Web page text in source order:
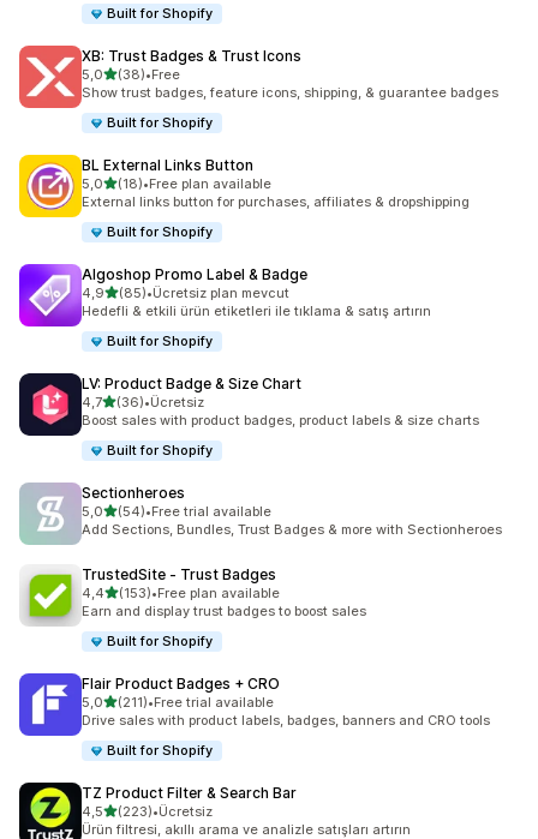
Built for Shopify
XB: Trust Badges & Trust Icons
5,05 yıldız üzerinden
(38)
toplam 38 değerlendirme
•Free
Show trust badges, feature icons, shipping, & guarantee badges
Built for Shopify
BL External Links Button
5,05 yıldız üzerinden
(18)
toplam 18 değerlendirme
•Free plan available
External links button for purchases, affiliates & dropshipping
Built for Shopify
Algoshop Promo Label & Badge
4,95 yıldız üzerinden
(85)
toplam 85 değerlendirme
•Ücretsiz plan mevcut
Hedefli & etkili ürün etiketleri ile tıklama & satış artırın
Built for Shopify
LV: Product Badge & Size Chart
4,75 yıldız üzerinden
(36)
toplam 36 değerlendirme
•Ücretsiz
Boost sales with product badges, product labels & size charts
Built for Shopify
Sectionheroes
5,05 yıldız üzerinden
(54)
toplam 54 değerlendirme
•Free trial available
Add Sections, Bundles, Trust Badges & more with Sectionheroes
TrustedSite ‑ Trust Badges
4,45 yıldız üzerinden
(153)
toplam 153 değerlendirme
•Free plan available
Earn and display trust badges to boost sales
Built for Shopify
Flair Product Badges + CRO
5,05 yıldız üzerinden
(211)
toplam 211 değerlendirme
•Free trial available
Drive sales with product labels, badges, banners and CRO tools
Built for Shopify
TZ Product Filter & Search Bar
4,55 yıldız üzerinden
(223)
toplam 223 değerlendirme
•Ücretsiz
Ürün filtresi, akıllı arama ve analizle satışları artırın